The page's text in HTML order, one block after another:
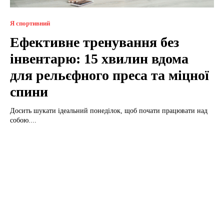
Я спортивний
Ефективне тренування без
інвентарю: 15 хвилин вдома
для рельєфного преса та міцної
спини
Досить шукати ідеальний понеділок, щоб почати працювати над
собою....